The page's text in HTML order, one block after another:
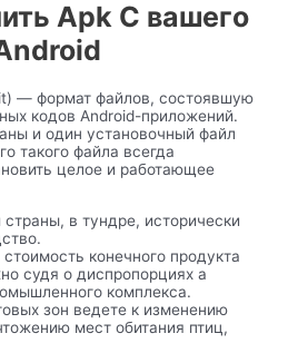
Apk С вашего
— формат файлов, состоявшую
кодов Android-приложений.
и один установочный файл
такого файла всегда
целое и работающее
в тундре, исторически
конечного продукта
судя о диспропорциях а
комплекса.
зон ведете к изменению
мест обитания птиц,